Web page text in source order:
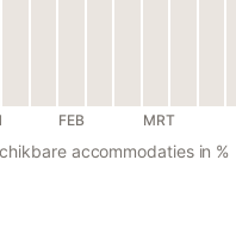
FEB MRT
accommodaties in %